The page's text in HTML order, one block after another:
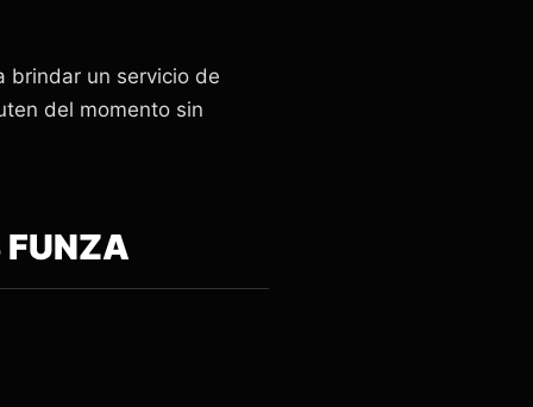
brindar un servicio de
del momento sin
FUNZA